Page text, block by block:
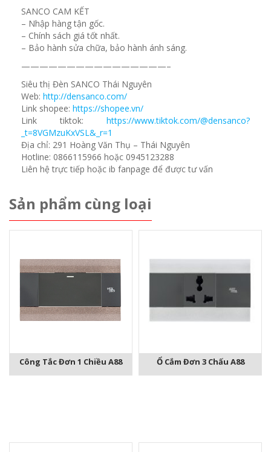
SANCO CAM KẾT
– Nhập hàng tận gốc.
– Chính sách giá tốt nhất.
– Bảo hành sửa chữa, bảo hành ánh sáng.
————————————————–
Siêu thị Đèn SANCO Thái Nguyên
Web: http://densanco.com/
Link shopee: https://shopee.vn/
Link tiktok: https://www.tiktok.com/@densanco?
_t=8VGMzuKxVSL&_r=1
Địa chỉ: 291 Hoàng Văn Thụ – Thái Nguyên
Hotline: 0866115966 hoặc 0945123288
Liên hệ trực tiếp hoặc ib fanpage để được tư vấn
Sản phẩm cùng loại
Công Tắc Đơn 1 Chiều A88 Ổ Cắm Đơn 3 Chấu A88